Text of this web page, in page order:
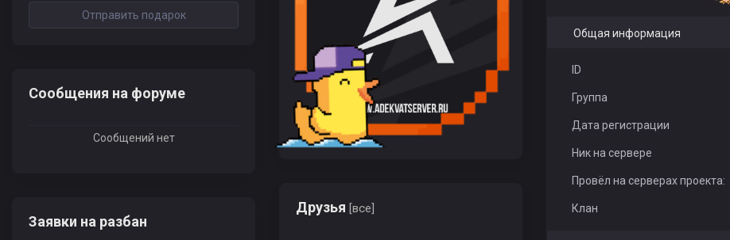
Друзья [все]
Общая информация
ID
Группа
Дата регистрации
Ник на сервере
Провёл на серверах проекта:
Клан
Отправить подарок
Сообщения на форуме
Сообщений нет
Заявки на разбан